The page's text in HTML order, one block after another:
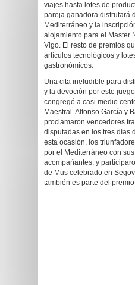
viajes hasta lotes de
pareja ganadora disfrutará
Mediterráneo y la
alojamiento para el Master
Vigo. El resto de premios
artículos tecnológicos y
gastronómicos.
Una cita ineludible para
y la devoción por este
congregó a casi medio
Maestral. Alfonso García y
proclamaron vencedores
disputadas en los tres días
esta ocasión, los
por el Mediterráneo con
acompañantes, y
de Mus celebrado en
también es parte del